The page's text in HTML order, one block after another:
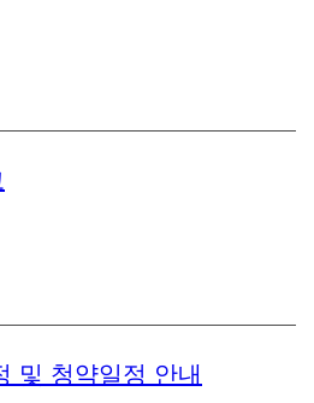
및 청약일정 안내